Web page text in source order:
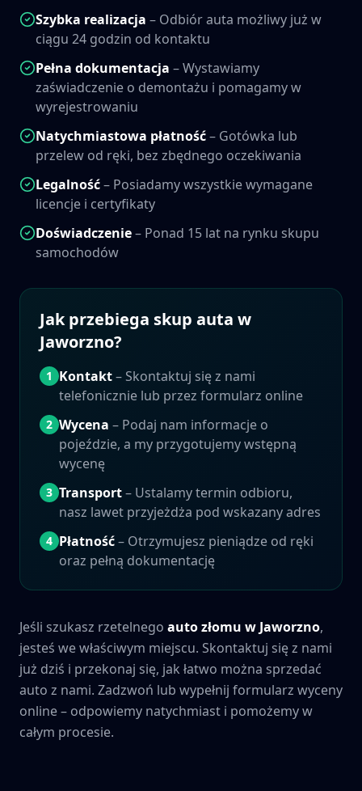
Szybka realizacja – Odbiór auta możliwy już w
ciągu 24 godzin od kontaktu
Pełna dokumentacja – Wystawiamy
zaświadczenie o demontażu i pomagamy w
wyrejestrowaniu
Natychmiastowa płatność– Gotówka lub
przelew od ręki, bez zbędnego oczekiwania
Legalność– Posiadamy wszystkie wymagane
licencje i certyfikaty
Doświadczenie– Ponad 15 lat na rynku skupu
samochodów
Jak przebiega skup auta w
Jaworzno?
1 Kontakt– Skontaktuj się z nami
telefonicznie lub przez formularz online
2 Wycena – Podaj nam informacje o
pojeździe, a my przygotujemy wstępną
wycenę
3 Transport– Ustalamy termin odbioru,
nasz lawet przyjeżdża pod wskazany adres
4 Płatność– Otrzymujesz pieniądze od ręki
oraz pełną dokumentację
Jeśli szukasz rzetelnego auto złomu w Jaworzno,
jesteś we właściwym miejscu. Skontaktuj się z nami
już dziś i przekonaj się, jak łatwo można sprzedać
auto z nami. Zadzwoń lub wypełnij formularz wyceny
online – odpowiemy natychmiast i pomożemy w
całym procesie.